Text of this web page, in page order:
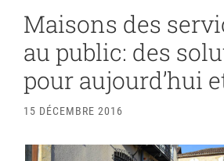
Maisons des
au public: des
pour aujourd’hui
15 DÉCEMBRE 2016